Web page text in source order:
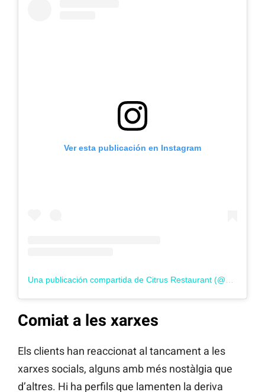
Ver esta publicación en Instagram
Comiat a les xarxes
Els clients han reaccionat al tancament a les
xarxes socials, alguns amb més nostàlgia que
d’altres. Hi ha perfils que lamenten la deriva